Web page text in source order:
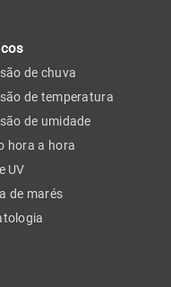
de chuva
de temperatura
de umidade
hora a hora
UV
de marés